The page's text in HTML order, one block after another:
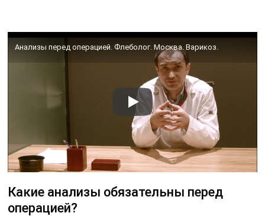
Анализы перед операцией. Флеболог. Москва. Варикоз.
Какие анализы обязательны перед
операцией?